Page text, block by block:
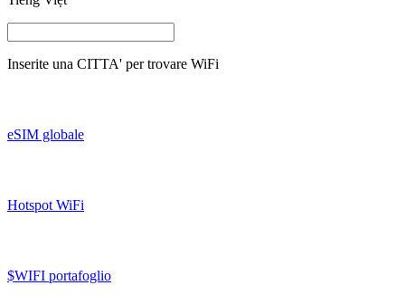
Inserite una CITTA' per trovare WiFi
eSIM globale
Hotspot WiFi
$WIFI portafoglio